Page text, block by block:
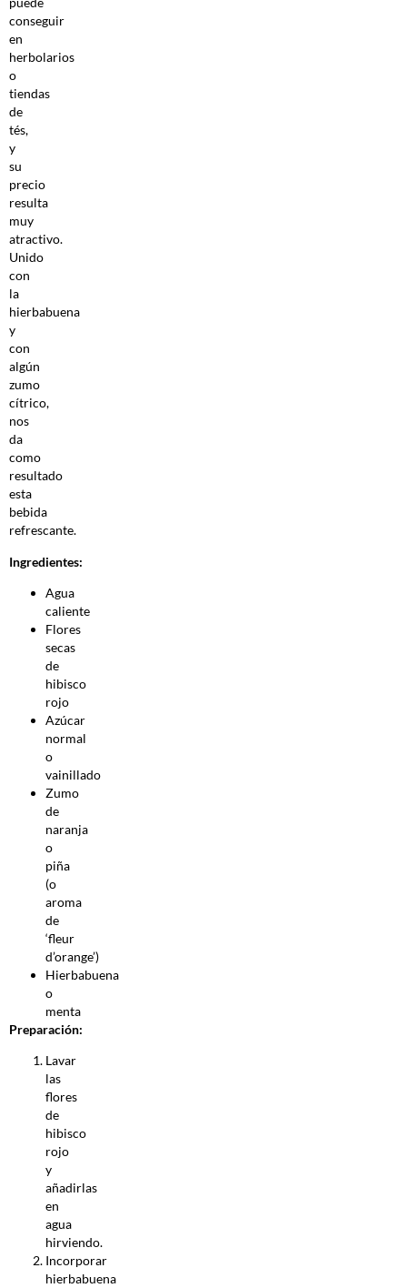
conseguir
en
herbolarios
o
tiendas
de
tés,
y
su
precio
resulta
muy
atractivo.
Unido
con
la
hierbabuena
y
con
algún
zumo
cítrico,
nos
da
como
resultado
esta
bebida
refrescante.
Ingredientes:
Agua
caliente
Flores
secas
de
hibisco
rojo
Azúcar
normal
o
vainillado
Zumo
de
naranja
o
piña
(o
aroma
de
‘fleur
d’orange’)
Hierbabuena
o
menta
Preparación:
Lavar
las
flores
de
hibisco
rojo
y
añadirlas
en
agua
hirviendo.
Incorporar
hierbabuena